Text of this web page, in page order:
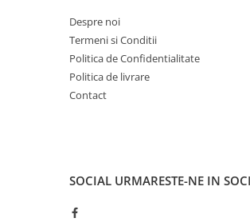
Vata minerala bazaltica
Accesorii PVC
Pavele si borduri
Despre noi
Termeni si Conditii
Politica de Confidentialitate
Politica de livrare
Contact
SOCIAL URMARESTE-NE IN